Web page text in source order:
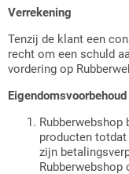
Verrekening
Tenzij de klant een
recht om een schuld
vordering op
Eigendomsvoorbehoud
producten totdat
zijn